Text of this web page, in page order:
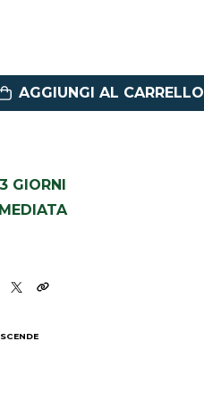
AGGIUNGI AL CARRELLO
GIORNI